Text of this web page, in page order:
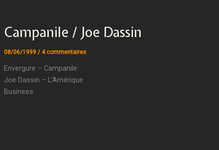
Campanile / Joe Dassin
08/06/1999 / 4 commentaires
Envergure – Campanile
Joe Dassin – L’Amérique
Business